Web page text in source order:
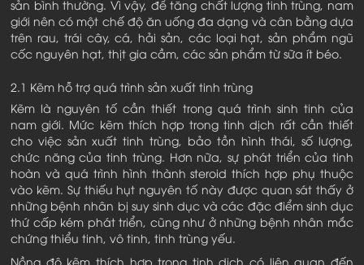
sản bình thường. Vì vậy, để tăng chất lượng tinh trùng, nam
giới nên có một chế độ ăn uống đa dạng và cân bằng dựa
trên rau, trái cây, cá, hải sản, các loại hạt, sản phẩm ngũ
cốc nguyên hạt, thịt gia cầm, các sản phẩm từ sữa ít béo.
2.1 Kẽm hỗ trợ quá trình sản xuất tinh trùng
Kẽm là nguyên tố cần thiết trong quá trình sinh tinh của
nam giới. Mức kẽm thích hợp trong tinh dịch rất cần thiết
cho việc sản xuất tinh trùng, bảo tồn hình thái, số lượng,
chức năng của tinh trùng. Hơn nữa, sự phát triển của tinh
hoàn và quá trình hình thành steroid thích hợp phụ thuộc
vào kẽm. Sự thiếu hụt nguyên tố này được quan sát thấy ở
những bệnh nhân bị suy sinh dục và các đặc điểm sinh dục
thứ cấp kém phát triển, cũng như ở những bệnh nhân mắc
chứng thiểu tinh, vô tinh, tinh trùng yếu.
Nồng độ kẽm thích hợp trong tinh dịch có liên quan đến